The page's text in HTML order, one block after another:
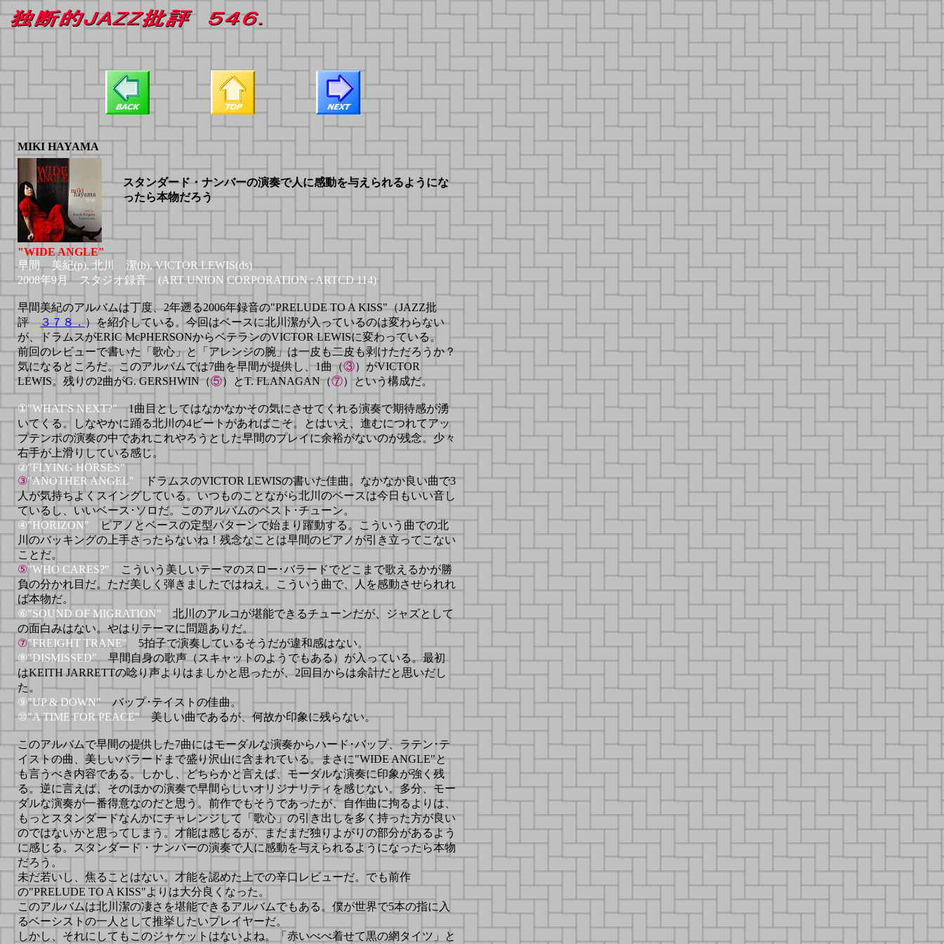
MIKI HAYAMA
スタンダード・ナンバーの演奏で人に感動を与えられるようにな
ったら本物だろう
"WIDE ANGLE"
早間 美紀(p), 北川 潔(b), VICTOR LEWIS(ds)
2008年9月 スタジオ録音 (ART UNION CORPORATION : ARTCD 114)
早間美紀のアルバムは丁度、2年遡る2006年録音の"PRELUDE TO A KISS"（JAZZ批
評
３７８．）を紹介している。今回はベースに北川潔が入っているのは変わらない
が、ドラムスがERIC McPHERSONからベテランのVICTOR LEWISに変わっている。
前回のレビューで書いた「歌心」と「アレンジの腕」は一皮も二皮も剥けただろうか？
気になるところだ。このアルバムでは7曲を早間が提供し、1曲（③）がVICTOR
LEWIS。残りの2曲がG. GERSHWIN（⑤）とT. FLANAGAN（⑦）という構成だ。
①"WHAT'S NEXT?"1曲目としてはなかなかその気にさせてくれる演奏で期待感が湧
いてくる。しなやかに踊る北川の4ビートがあればこそ。とはいえ、進むにつれてアッ
プテンポの演奏の中であれこれやろうとした早間のプレイに余裕がないのが残念。少々
右手が上滑りしている感じ。
②"FLYING HORSES"
③"ANOTHER ANGEL"
ドラムスのVICTOR LEWISの書いた佳曲。なかなか良い曲で3
人が気持ちよくスイングしている。いつものことながら北川のベースは今日もいい音し
ているし、いいベース･ソロだ。このアルバムのベスト･チューン。
④"HORIZON"
ピアノとベースの定型パターンで始まり躍動する。こういう曲での北
川のバッキングの上手さったらないね！残念なことは早間のピアノが引き立ってこない
ことだ。
⑤"WHO CARES?"
こういう美しいテーマのスロー･バラードでどこまで歌えるかが勝
負の分かれ目だ。ただ美しく弾きましたではねえ。こういう曲で、人を感動させられれ
ば本物だ。
⑥"SOUND OF MIGRATION" 北川のアルコが堪能できるチューンだが、ジャズとして
の面白みはない。やはりテーマに問題ありだ。
⑦"FREIGHT TRANE" 5拍子で演奏しているそうだが違和感はない。
⑧"DISMISSED" 早間自身の歌声（スキャットのようでもある）が入っている。最初
はKEITH JARRETTの唸り声よりはましかと思ったが、2回目からは余計だと思いだし
た。
⑨"UP & DOWN"バップ･テイストの佳曲。
⑩"A TIME FOR PEACE"美しい曲であるが、何故か印象に残らない。
このアルバムで早間の提供した7曲にはモーダルな演奏からハード･バップ、ラテン･テ
イストの曲、美しいバラードまで盛り沢山に含まれている。まさに"WIDE ANGLE"と
も言うべき内容である。しかし、どちらかと言えば、モーダルな演奏に印象が強く残
る。逆に言えば、そのほかの演奏で早間らしいオリジナリティを感じない。多分、モー
ダルな演奏が一番得意なのだと思う。前作でもそうであったが、自作曲に拘るよりは、
もっとスタンダードなんかにチャレンジして「歌心」の引き出しを多く持った方が良い
のではないかと思ってしまう。才能は感じるが、まだまだ独りよがりの部分があるよう
に感じる。スタンダード・ナンバーの演奏で人に感動を与えられるようになったら本物
だろう。
未だ若いし、焦ることはない。才能を認めた上での辛口レビューだ。でも前作
の"PRELUDE TO A KISS"よりは大分良くなった。
このアルバムは北川潔の凄さを堪能できるアルバムでもある。僕が世界で5本の指に入
るベーシストの一人として推挙したいプレイヤーだ。
しかし、それにしてもこのジャケットはないよね。「赤いべべ着せて黒の網タイツ」と